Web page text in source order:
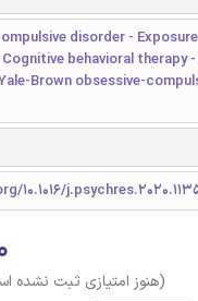
disorder -
behavioral therapy -
Brown obsessive-
10.1016/
(هنوز امتیازی ثبت نشده